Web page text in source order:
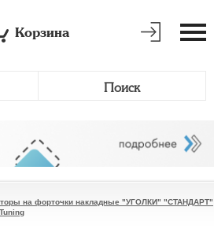
Корзина
Поиск
на форточки накладные "УГОЛКИ" "СТАНДАРТ"